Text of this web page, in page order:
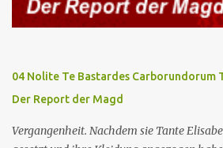
Botschafterin Castillo konfrontiert Serena
Platz einer Frau”, das als Manifest von
wo Serena stolz die „Kinder von Gilead”
Gelegenheit, mit Castillo unter vier Augen
04 Nolite Te Bastardes Carborundorum
Der Report der Magd
Vergangenheit. Nachdem sie Tante